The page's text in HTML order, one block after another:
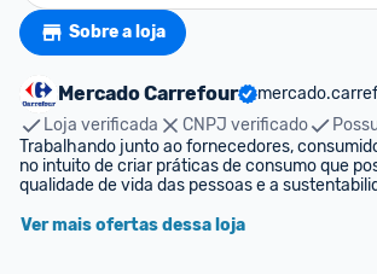
Sobre a loja
Mercado Carrefour
Loja verificada
CNPJ verificado
Trabalhando junto ao fornecedores,
no intuito de criar práticas de consumo que
qualidade de vida das pessoas e a
Ver mais ofertas dessa loja